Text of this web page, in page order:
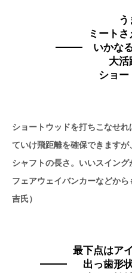
う
ミート
いかな
大活
ショ
ショートウッドを打ちこなせ
ていけ飛距離を確保できます
シャフトの長さ。いいスイング
フェアウェイバンカーなどか
吉氏）
最下点はア
出っ歯形